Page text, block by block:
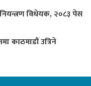
विधेयक, २०८३ पेस
काठमाडौं उत्रिने